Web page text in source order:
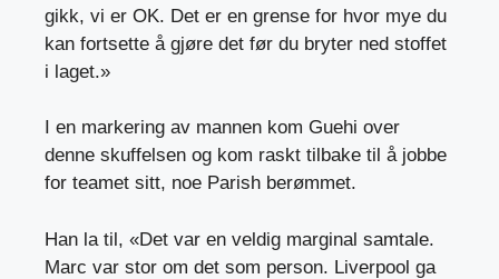
gikk, vi er OK. Det er en grense for hvor mye du
kan fortsette å gjøre det før du bryter ned stoffet
i laget.»
I en markering av mannen kom Guehi over
denne skuffelsen og kom raskt tilbake til å jobbe
for teamet sitt, noe Parish berømmet.
Han la til, «Det var en veldig marginal samtale.
Marc var stor om det som person. Liverpool ga